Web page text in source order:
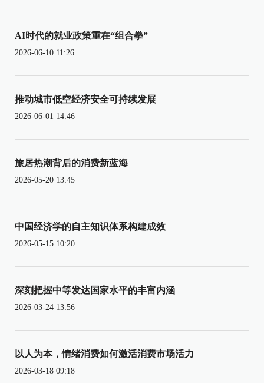
AI时代的就业政策重在“组合拳”
2026-06-10 11:26
推动城市低空经济安全可持续发展
2026-06-01 14:46
旅居热潮背后的消费新蓝海
2026-05-20 13:45
中国经济学的自主知识体系构建成效
2026-05-15 10:20
深刻把握中等发达国家水平的丰富内涵
2026-03-24 13:56
以人为本，情绪消费如何激活消费市场活力
2026-03-18 09:18